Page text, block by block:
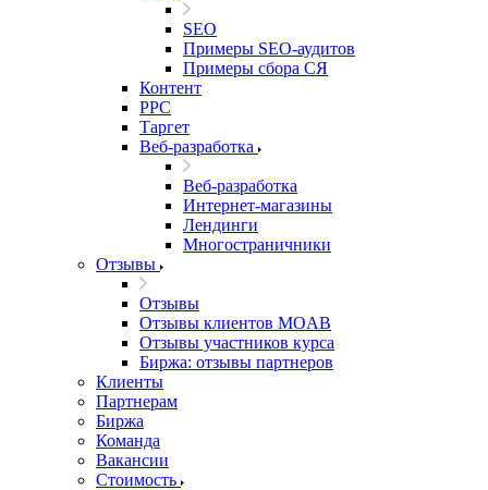
SEO
Примеры SEO-аудитов
Примеры сбора СЯ
Контент
PPC
Таргет
Веб-разработка
Веб-разработка
Интернет-магазины
Лендинги
Многостраничники
Отзывы
Отзывы
Отзывы клиентов MOAB
Отзывы участников курса
Биржа: отзывы партнеров
Клиенты
Партнерам
Биржа
Команда
Вакансии
Стоимость